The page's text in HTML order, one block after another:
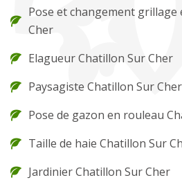
Pose et changement
Cher
Elagueur Chatillon Sur Cher
Paysagiste Chatillon Sur Cher
Pose de gazon en rouleau
Taille de haie Chatillon Sur
Jardinier Chatillon Sur Cher